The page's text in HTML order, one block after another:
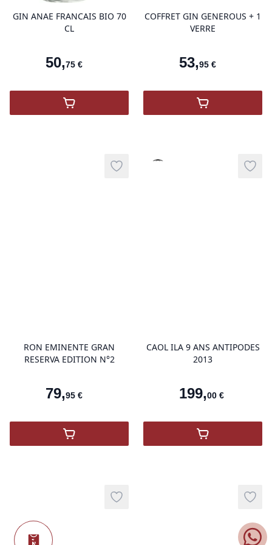
GIN ANAE FRANCAIS BIO 70
CL
50,75 €
,GIN ANAE FRANCAIS BIO
COFFRET GIN GENEROUS + 1
VERRE
53,95 €
,COFFRET
RON EMINENTE GRAN
RESERVA EDITION N°2
79,95 €
Add to wishlist
,RON EMINENTE GRAN RESERVA
Vinothèque
CAOL ILA 9 ANS ANTIPODES
2013
199,00 €
Add
,Caol Ila 9
Nouveauté
Add to wishlist Add